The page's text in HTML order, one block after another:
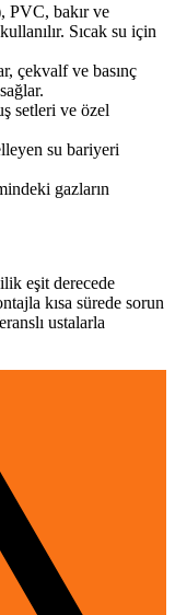
PVC, bakır ve
Sıcak su için
çekvalf ve basınç
setleri ve özel
su bariyeri
gazların
eşit derecede
kısa sürede sorun
ustalarla